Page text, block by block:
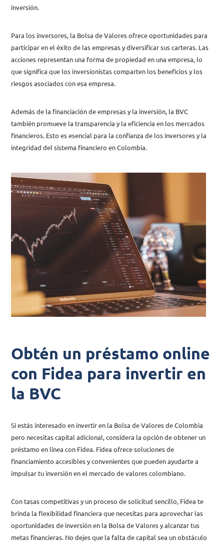
inversión.
Para los inversores, la Bolsa de Valores ofrece oportunidades para
participar en el éxito de las empresas y diversificar sus carteras. Las
acciones representan una forma de propiedad en una empresa, lo
que significa que los inversionistas comparten los beneficios y los
riesgos asociados con esa empresa.
Además de la financiación de empresas y la inversión, la BVC
también promueve la transparencia y la eficiencia en los mercados
financieros. Esto es esencial para la confianza de los inversores y la
integridad del sistema financiero en Colombia.
Obtén un préstamo online
con Fidea para invertir en
la BVC
Si estás interesado en invertir en la Bolsa de Valores de Colombia
pero necesitas capital adicional, considera la opción de obtener un
préstamo en línea con Fidea. Fidea ofrece soluciones de
financiamiento accesibles y convenientes que pueden ayudarte a
impulsar tu inversión en el mercado de valores colombiano.
Con tasas competitivas y un proceso de solicitud sencillo, Fidea te
brinda la flexibilidad financiera que necesitas para aprovechar las
oportunidades de inversión en la Bolsa de Valores y alcanzar tus
metas financieras. No dejes que la falta de capital sea un obstáculo